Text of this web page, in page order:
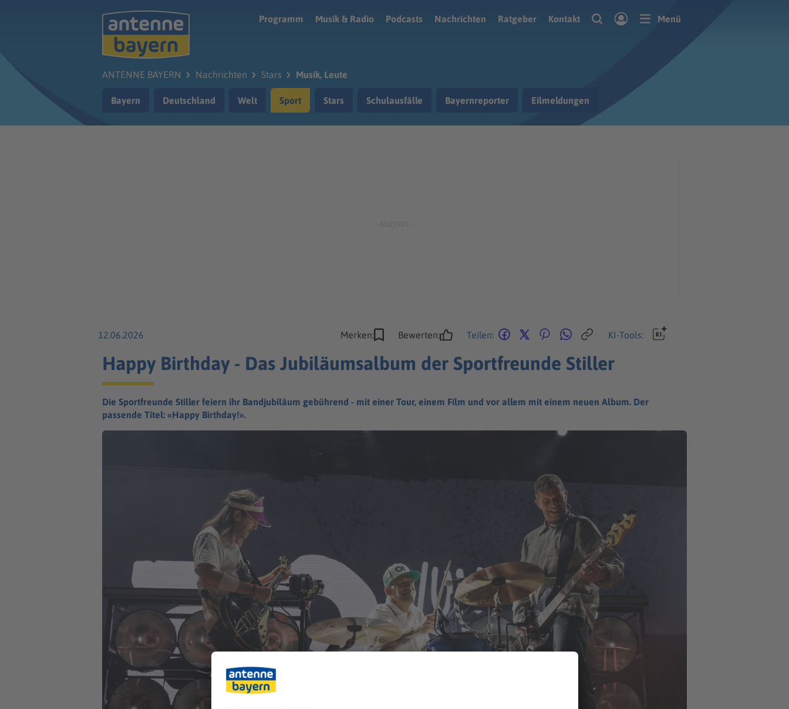
Programm
Musik & Radio Podcasts Nachrichten Ratgeber Kontakt Menü
ANTENNE BAYERN Nachrichten Stars Musik, Leute
Bayern Deutschland Welt Sport Stars Schulausfälle Bayernreporter Eilmeldungen
12.06.2026 Merken: Bewerten: Teilen: KI-Tools:
Happy Birthday - Das Jubiläumsalbum der Sportfreunde Stiller
Die Sportfreunde Stiller feiern ihr Bandjubiläum gebührend - mit einer Tour, einem Film und vor allem mit einem neuen Album. Der
passende Titel: «Happy Birthday!».